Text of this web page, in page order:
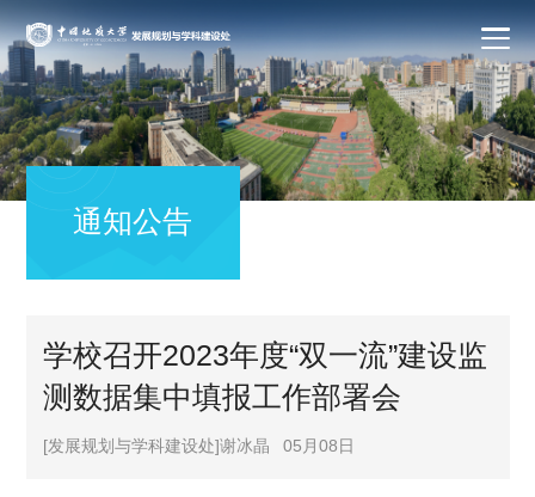
通知公告
学校召开2023年度“双一流”建设监
测数据集中填报工作部署会
[发展规划与学科建设处]谢冰晶 05月08日